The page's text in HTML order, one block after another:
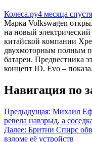
Колеса.ру4 месяца спустя
Марка Volkswagen
на новый
китайской компании
двухмоторным полным
батареи. Предвестника
концепт ID. Evo –
Навигация по
Предыдущая: Михаил
ревела навзрыд, а
Далее: Бритни Спирс
взломе её устройств